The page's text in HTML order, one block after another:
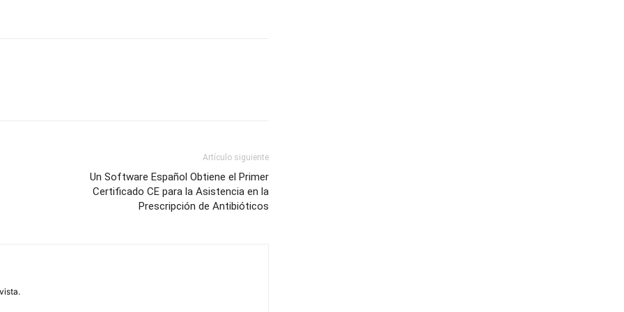
Artículo siguiente
Un Software Español Obtiene el Primer
Certificado CE para la Asistencia en la
Prescripción de Antibióticos